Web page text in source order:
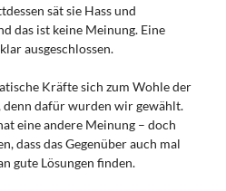
sät sie Hass und
das ist keine Meinung. Eine
ausgeschlossen.
Kräfte sich zum Wohle der
denn dafür wurden wir gewählt.
eine andere Meinung – doch
dass das Gegenüber auch mal
gute Lösungen finden.